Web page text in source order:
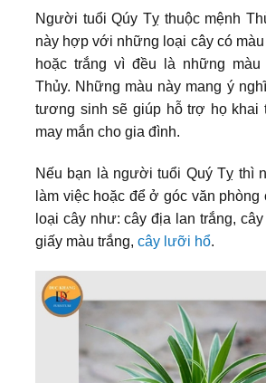
Người tuổi Qúy Tỵ thuộc mệnh
này hợp với những loại cây có
hoặc trắng vì đều là những
Thủy. Những màu này mang ý
tương sinh sẽ giúp hỗ trợ họ khai
may mắn cho gia đình.
Nếu bạn là người tuổi Quý Tỵ thì
làm việc hoặc để ở góc văn phòng
loại cây như: cây địa lan trắng,
giấy màu trắng, cây lưỡi hổ.